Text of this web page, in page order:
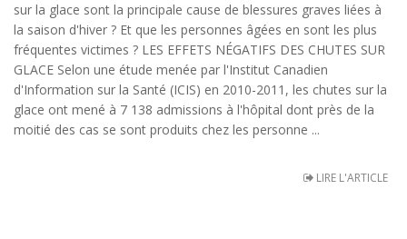
sur la glace sont la principale cause de blessures graves liées à
la saison d'hiver ? Et que les personnes âgées en sont les plus
fréquentes victimes ? LES EFFETS NÉGATIFS DES CHUTES SUR
GLACE Selon une étude menée par l'Institut Canadien
d'Information sur la Santé (ICIS) en 2010-2011, les chutes sur la
glace ont mené à 7 138 admissions à l'hôpital dont près de la
moitié des cas se sont produits chez les personne ...
LIRE L'ARTICLE